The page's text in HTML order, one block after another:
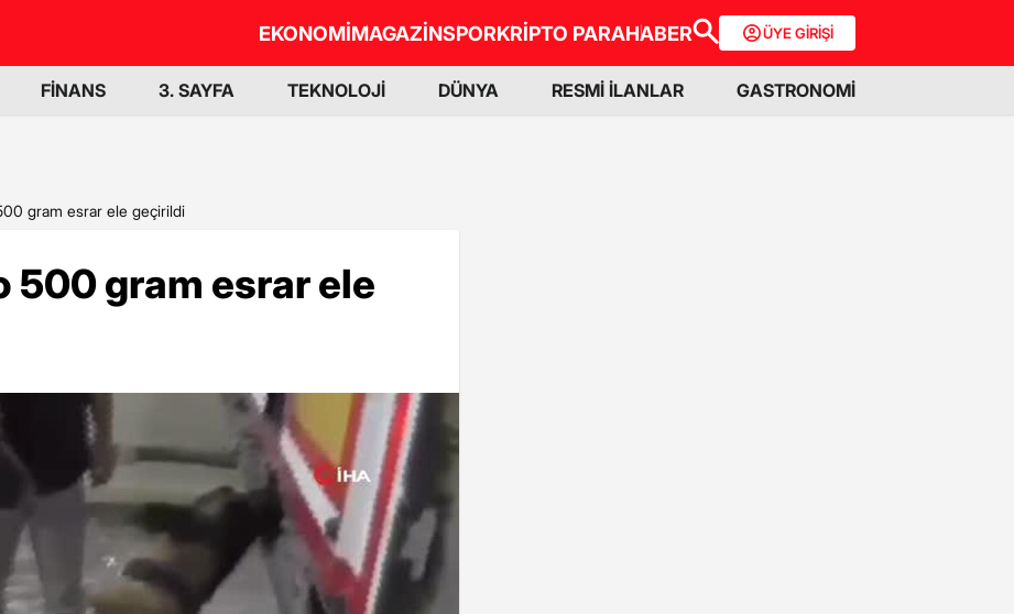
EKONOMİMAGAZİNSPORKRİPTO PARAHABER ÜYE GİRİŞİ
FİNANS 3. SAYFA TEKNOLOJİ DÜNYA RESMİ İLANLAR GASTRONOMİ
gram esrar ele geçirildi
500 gram esrar ele